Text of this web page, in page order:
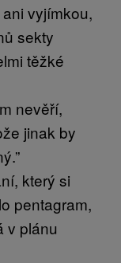
vyjímkou,
sekty
těžké
nevěří,
jinak by
který si
pentagram,
v plánu